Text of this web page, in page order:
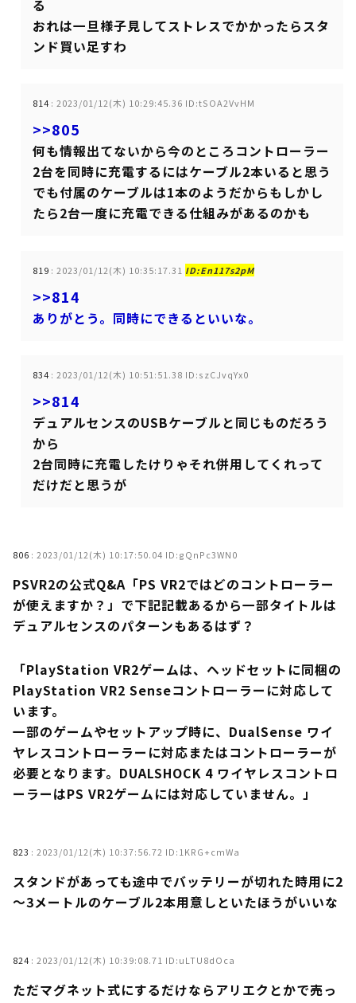
る
おれは一旦様子見してストレスでかかったらスタ
ンド買い足すわ
814 : 2023/01/12(木) 10:29:45.36 ID:tSOA2VvHM
>>805
何も情報出てないから今のところコントローラー
2台を同時に充電するにはケーブル2本いると思う
でも付属のケーブルは1本のようだからもしかし
たら2台一度に充電できる仕組みがあるのかも
819 : 2023/01/12(木) 10:35:17.31 ID:En117s2pM
>>814
ありがとう。同時にできるといいな。
834 : 2023/01/12(木) 10:51:51.38 ID:szCJvqYx0
>>814
デュアルセンスのUSBケーブルと同じものだろう
から
2台同時に充電したけりゃそれ併用してくれって
だけだと思うが
806 : 2023/01/12(木) 10:17:50.04 ID:gQnPc3WN0
PSVR2の公式Q&A「PS VR2ではどのコントローラー
が使えますか？」で下記記載あるから一部タイトルは
デュアルセンスのパターンもあるはず？
「PlayStation VR2ゲームは、ヘッドセットに同梱の
PlayStation VR2 Senseコントローラーに対応して
います。
一部のゲームやセットアップ時に、DualSense ワイ
ヤレスコントローラーに対応またはコントローラーが
必要となります。DUALSHOCK 4 ワイヤレスコントロ
ーラーはPS VR2ゲームには対応していません。」
823 : 2023/01/12(木) 10:37:56.72 ID:1KRG+cmWa
スタンドがあっても途中でバッテリーが切れた時用に2
～3メートルのケーブル2本用意しといたほうがいいな
824 : 2023/01/12(木) 10:39:08.71 ID:uLTU8dOca
ただマグネット式にするだけならアリエクとかで売っ